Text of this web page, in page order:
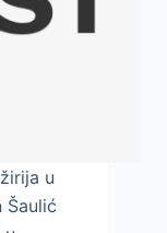
u
Šaulić